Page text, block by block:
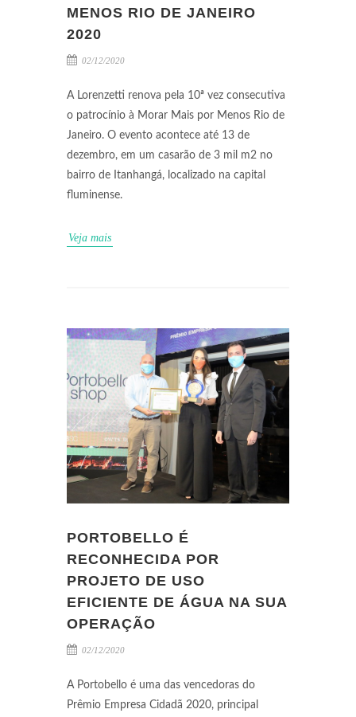
MENOS RIO DE JANEIRO
2020
02/12/2020
A Lorenzetti renova pela 10ª vez consecutiva
o patrocínio à Morar Mais por Menos Rio de
Janeiro. O evento acontece até 13 de
dezembro, em um casarão de 3 mil m2 no
bairro de Itanhangá, localizado na capital
fluminense.
Veja mais
PORTOBELLO É
RECONHECIDA POR
PROJETO DE USO
EFICIENTE DE ÁGUA NA SUA
OPERAÇÃO
02/12/2020
A Portobello é uma das vencedoras do
Prêmio Empresa Cidadã 2020, principal